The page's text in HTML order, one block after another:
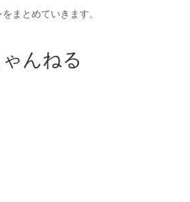
まとめていきます。
んねる